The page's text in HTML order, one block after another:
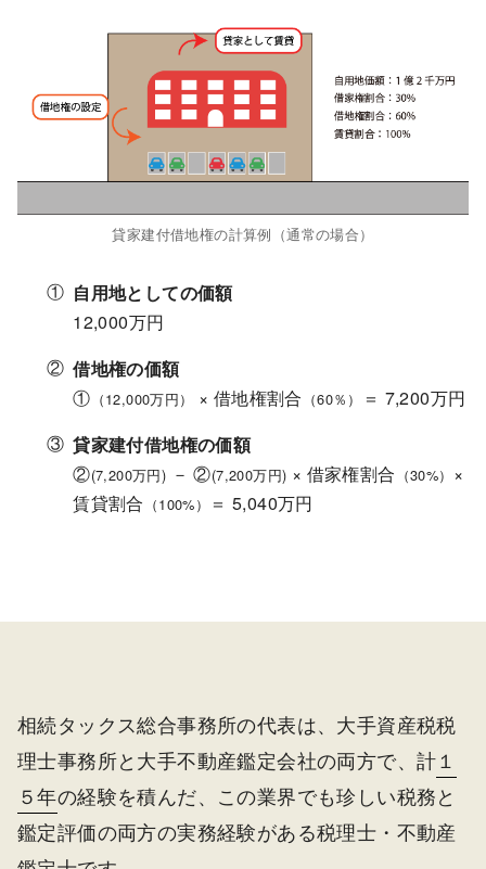
貸家建付借地権の計算例（通常の場合）
自用地としての価額
12,000万円
借地権の価額
① （12,000万円） × 借地権割合 （60％）
＝ 7,200万円
貸家建付借地権の価額
②(7,200万円) － ②(7,200万円) × 借家権割合 （30%） ×
賃貸割合 （100%） ＝ 5,040万円
相続タックス総合事務所の代表は、大手資産税税
理士事務所と大手不動産鑑定会社の両方で、計 １
５年の経験を積んだ、この業界でも珍しい税務と
鑑定評価の両方の実務経験がある税理士・不動産